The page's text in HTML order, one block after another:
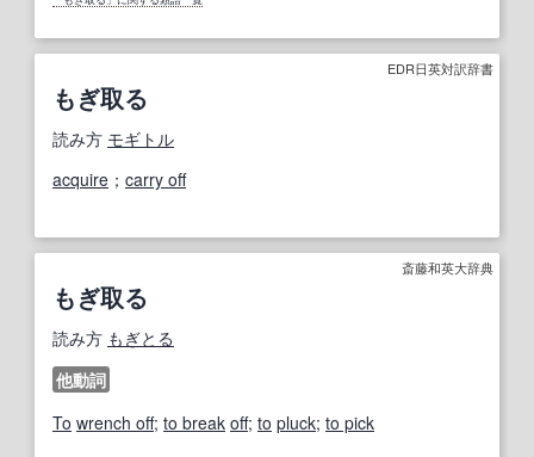
EDR日英対訳辞書
もぎ取る
読み方 モギトル
acquire ； carry off
斎藤和英大辞典
もぎ取る
読み方 もぎとる
他動詞
To wrench off; to break off; to pluck; to pick